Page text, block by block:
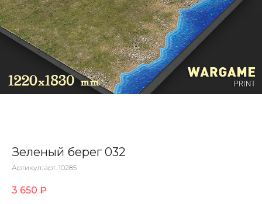
Зеленый берег 032
Артикул: арт. 10285
3 650 ₽